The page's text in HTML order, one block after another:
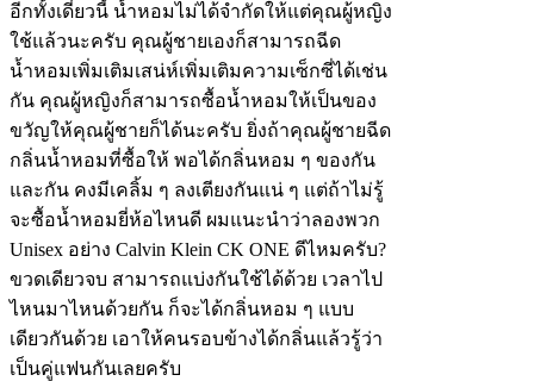
อีกทั้งเดี๋ยวนี้ น้ำหอมไม่ได้จำกัดให้แต่คุณผู้หญิง
ใช้แล้วนะครับ คุณผู้ชายเองก็สามารถฉีด
น้ำหอมเพิ่มเติมเสน่ห์เพิ่มเติมความเซ็กซี่ได้เช่น
กัน คุณผู้หญิงก็สามารถซื้อน้ำหอมให้เป็นของ
ขวัญให้คุณผู้ชายก็ได้นะครับ ยิ่งถ้าคุณผู้ชายฉีด
กลิ่นน้ำหอมที่ซื้อให้ พอได้กลิ่นหอม ๆ ของกัน
และกัน คงมีเคลิ้ม ๆ ลงเตียงกันแน่ ๆ แต่ถ้าไม่รู้
จะซื้อน้ำหอมยี่ห้อไหนดี ผมแนะนำว่าลองพวก
Unisex อย่าง Calvin Klein CK ONE ดีไหมครับ?
ขวดเดียวจบ สามารถแบ่งกันใช้ได้ด้วย เวลาไป
ไหนมาไหนด้วยกัน ก็จะได้กลิ่นหอม ๆ แบบ
เดียวกันด้วย เอาให้คนรอบข้างได้กลิ่นแล้วรู้ว่า
เป็นคู่แฟนกันเลยครับ